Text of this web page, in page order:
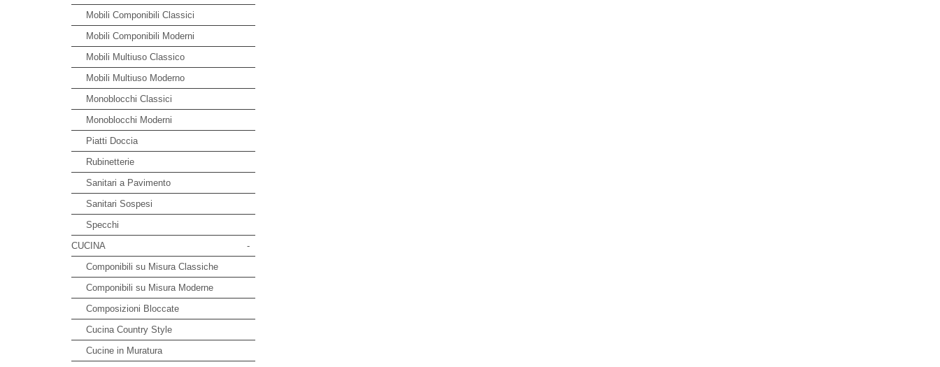
Mobili Componibili Classici
Mobili Componibili Moderni
Mobili Multiuso Classico
Mobili Multiuso Moderno
Monoblocchi Classici
Monoblocchi Moderni
Piatti Doccia
Rubinetterie
Sanitari a Pavimento
Sanitari Sospesi
Specchi
-
CUCINA
Componibili su Misura Classiche
Componibili su Misura Moderne
Composizioni Bloccate
Cucina Country Style
Cucine in Muratura